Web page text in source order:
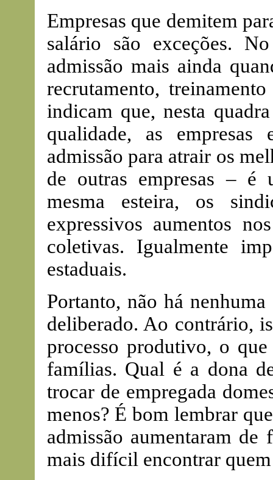
Empresas que demitem
salário são exceções.
admissão mais ainda
recrutamento,
indicam que, nesta
qualidade, as
admissão para atrair os
de outras empresas – é
mesma esteira, os
expressivos aumentos
coletivas. Igualmente
estaduais.
Portanto, não há
deliberado. Ao contrário,
processo produtivo, o
famílias. Qual é a dona
trocar de empregada
menos? É bom lembrar
admissão aumentaram de
mais difícil encontrar